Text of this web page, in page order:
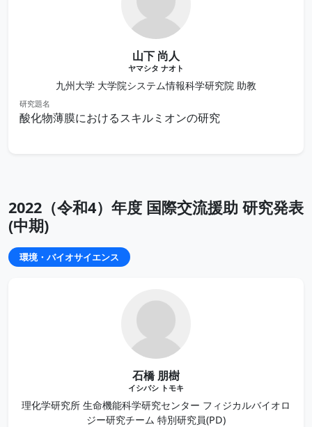
山下 尚人
ヤマシタ ナオト
九州大学 大学院システム情報科学研究院 助教
研究題名
酸化物薄膜におけるスキルミオンの研究
2022（令和4）年度 国際交流援助 研究発表
(中期)
環境・バイオサイエンス
石橋 朋樹
イシバシ トモキ
理化学研究所 生命機能科学研究センター フィジカルバイオロ
ジー研究チーム 特別研究員(PD)